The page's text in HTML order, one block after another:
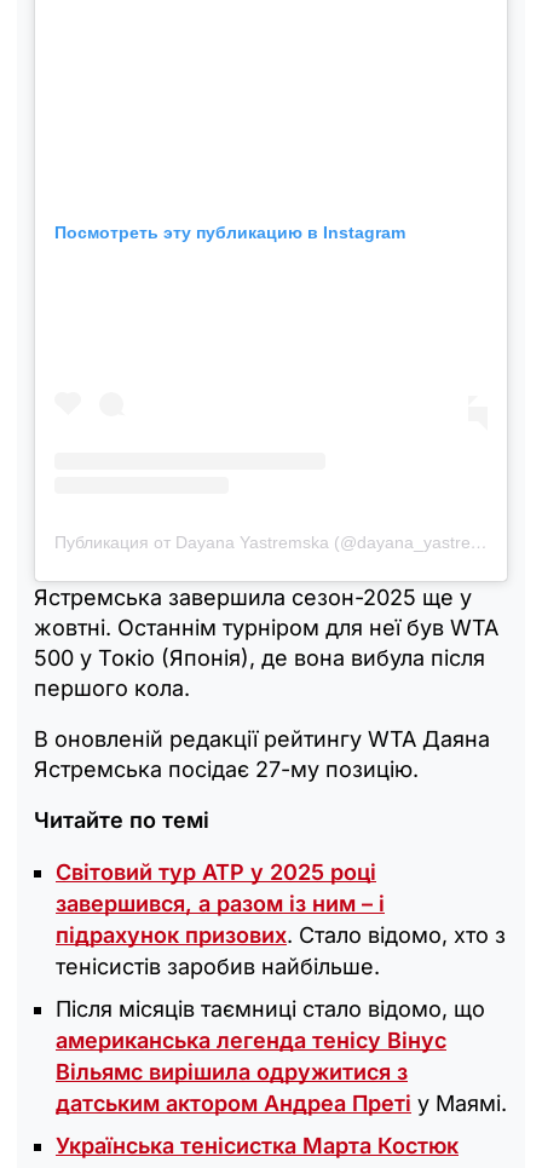
Посмотреть эту публикацию в Instagram
Публикация от Dayana Yastremska (@dayana_yastremskay)
Ястремська завершила сезон-2025 ще у
жовтні. Останнім турніром для неї був WTA
500 у Токіо (Японія), де вона вибула після
першого кола.
В оновленій редакції рейтингу WTA Даяна
Ястремська посідає 27-му позицію.
Читайте по темі
Світовий тур ATP у 2025 році
завершився, а разом із ним – і
підрахунок призових. Стало відомо, хто з
тенісистів заробив найбільше.
Після місяців таємниці стало відомо, що
американська легенда тенісу Вінус
Вільямс вирішила одружитися з
датським актором Андреа Преті у Маямі.
Українська тенісистка Марта Костюк